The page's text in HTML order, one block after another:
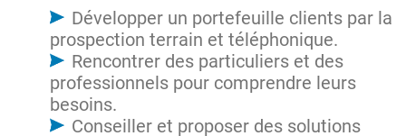
Développer un portefeuille clients par la
prospection terrain et téléphonique.
Rencontrer des particuliers et des
professionnels pour comprendre leurs
besoins.
Conseiller et proposer des solutions